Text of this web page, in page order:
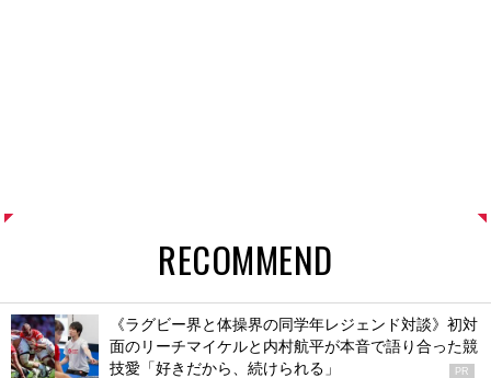
RECOMMEND
《ラグビー界と体操界の同学年レジェンド対談》初対
面のリーチマイケルと内村航平が本音で語り合った競
技愛「好きだから、続けられる」
PR